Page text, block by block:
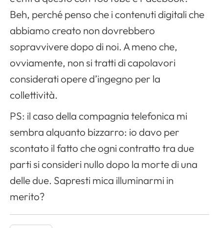
Beh, perché penso che i contenuti digitali che
abbiamo creato non dovrebbero
sopravvivere dopo di noi. A meno che,
ovviamente, non si tratti di capolavori
considerati opere d’ingegno per la
collettività.
PS: il caso della compagnia telefonica mi
sembra alquanto bizzarro: io davo per
scontato il fatto che ogni contratto tra due
parti si consideri nullo dopo la morte di una
delle due. Sapresti mica illuminarmi in
merito?